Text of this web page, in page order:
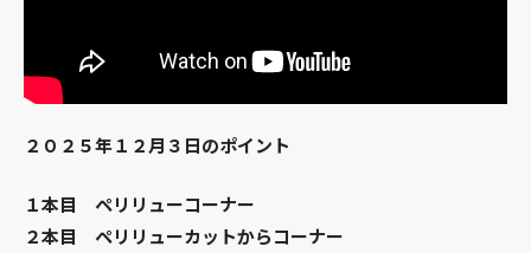
２０２５年１２月３日のポイント
１本目 ペリリューコーナー
２本目 ペリリューカットからコーナー